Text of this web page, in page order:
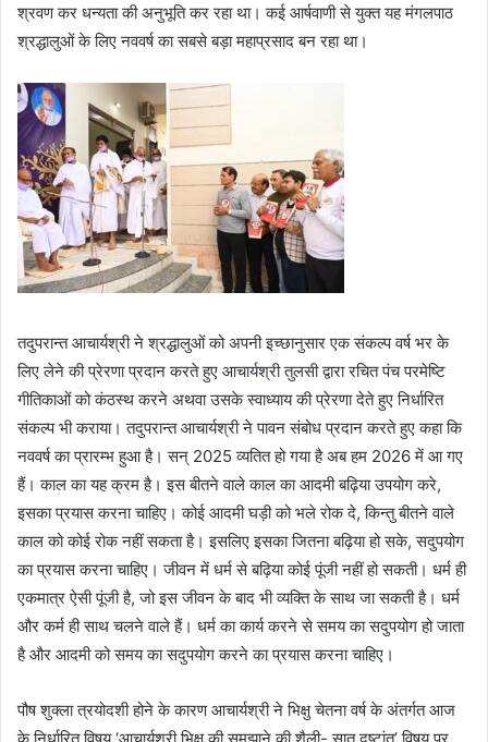
श्रवण कर धन्यता की अनुभूति कर रहा था। कई आर्षवाणी से युक्त यह मंगलपाठ
श्रद्धालुओं के लिए नववर्ष का सबसे बड़ा महाप्रसाद बन रहा था।
तदुपरान्त आचार्यश्री ने श्रद्धालुओं को अपनी इच्छानुसार एक संकल्प वर्ष भर के
लिए लेने की प्रेरणा प्रदान करते हुए आचार्यश्री तुलसी द्वारा रचित पंच परमेष्टि
गीतिकाओं को कंठस्थ करने अथवा उसके स्वाध्याय की प्रेरणा देते हुए निर्धारित
संकल्प भी कराया। तदुपरान्त आचार्यश्री ने पावन संबोध प्रदान करते हुए कहा कि
नववर्ष का प्रारम्भ हुआ है। सन् 2025 व्यतित हो गया है अब हम 2026 में आ गए
हैं। काल का यह क्रम है। इस बीतने वाले काल का आदमी बढ़िया उपयोग करे,
इसका प्रयास करना चाहिए। कोई आदमी घड़ी को भले रोक दे, किन्तु बीतने वाले
काल को कोई रोक नहीं सकता है। इसलिए इसका जितना बढ़िया हो सके, सदुपयोग
का प्रयास करना चाहिए। जीवन में धर्म से बढ़िया कोई पूंजी नहीं हो सकती। धर्म ही
एकमात्र ऐसी पूंजी है, जो इस जीवन के बाद भी व्यक्ति के साथ जा सकती है। धर्म
और कर्म ही साथ चलने वाले हैं। धर्म का कार्य करने से समय का सदुपयोग हो जाता
है और आदमी को समय का सदुपयोग करने का प्रयास करना चाहिए।
पौष शुक्ला त्रयोदशी होने के कारण आचार्यश्री ने भिक्षु चेतना वर्ष के अंतर्गत आज
के निर्धारित विषय ‘आचार्यश्री भिक्षु की समझाने की शैली- सात दृष्टांत’ विषय पर